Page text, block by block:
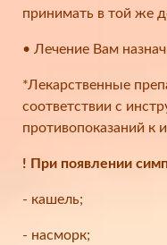
принимать в той же
• Лечение Вам
*Лекарственные
соответствии с
противопоказаний к
! При появлении
- кашель;
- насморк;